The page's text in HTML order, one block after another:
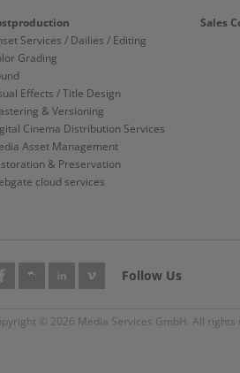
Services / Dailies / Editing
Grading
Effects / Title Design
& Versioning
Cinema Distribution Services
Asset Management
& Preservation
cloud services
Sales
Follow Us
© 2026 Media Services GmbH. All rights